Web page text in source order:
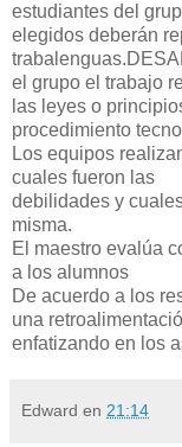
estudiantes del
elegidos deberán
trabalenguas.
el grupo el trabajo
las leyes o
procedimiento
Los equipos
cuales fueron las
debilidades y
misma.
El maestro evalúa
a los alumnos
De acuerdo a los
una
enfatizando en los
Edward en 21:14